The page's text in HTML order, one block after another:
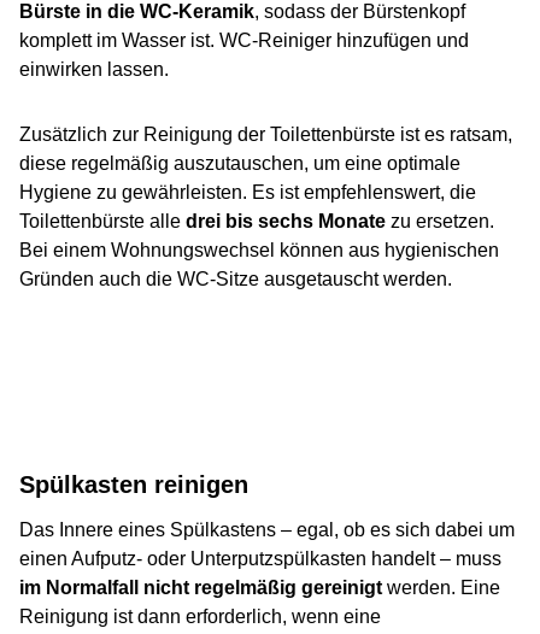
Bürste in die WC-Keramik, sodass der Bürstenkopf
komplett im Wasser ist. WC-Reiniger hinzufügen und
einwirken lassen.
Zusätzlich zur Reinigung der Toilettenbürste ist es ratsam,
diese regelmäßig auszutauschen, um eine optimale
Hygiene zu gewährleisten. Es ist empfehlenswert, die
Toilettenbürste alle drei bis sechs Monate zu ersetzen.
Bei einem Wohnungswechsel können aus hygienischen
Gründen auch die WC-Sitze ausgetauscht werden.
Spülkasten reinigen
Das Innere eines Spülkastens – egal, ob es sich dabei um
einen Aufputz- oder Unterputzspülkasten handelt – muss
im Normalfall nicht regelmäßig gereinigt werden. Eine
Reinigung ist dann erforderlich, wenn eine